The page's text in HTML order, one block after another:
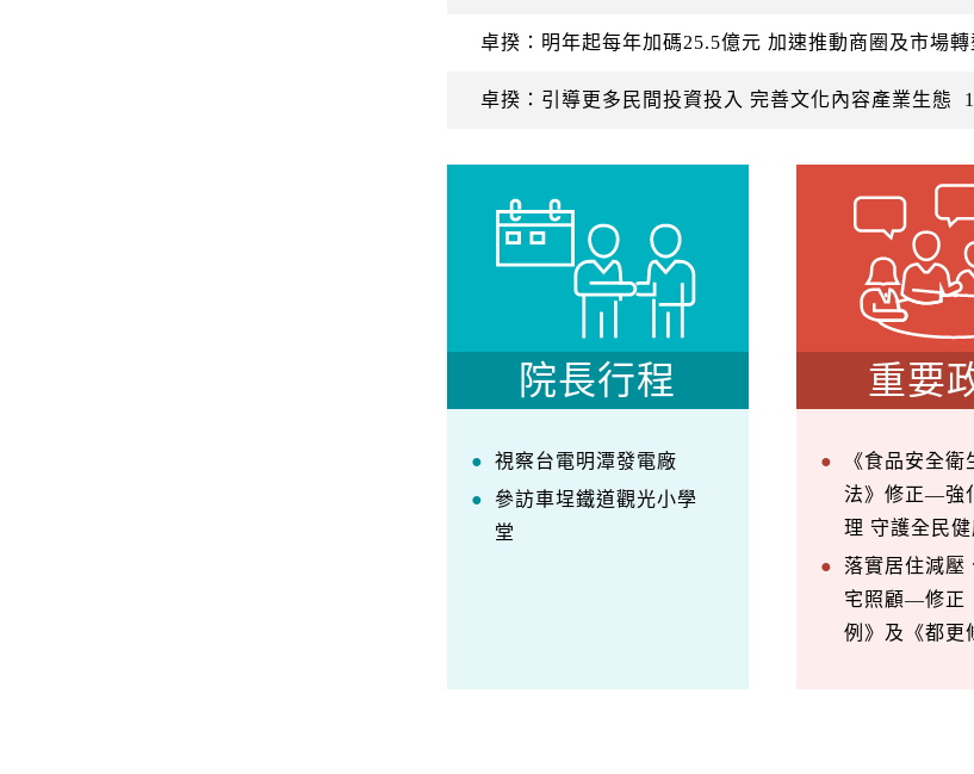
卓揆：明年起每年加碼25.5億元 加速推動商圈及市場轉
卓揆：引導更多民間投資投入 完善文化內容產業生態
院長行程
視察台電明潭發電廠
參訪車埕鐵道觀光小學
堂
重要
《食品安全衛
法》修正—強
理 守護全民健
落實居住減壓
宅照顧—修正
例》及《都更